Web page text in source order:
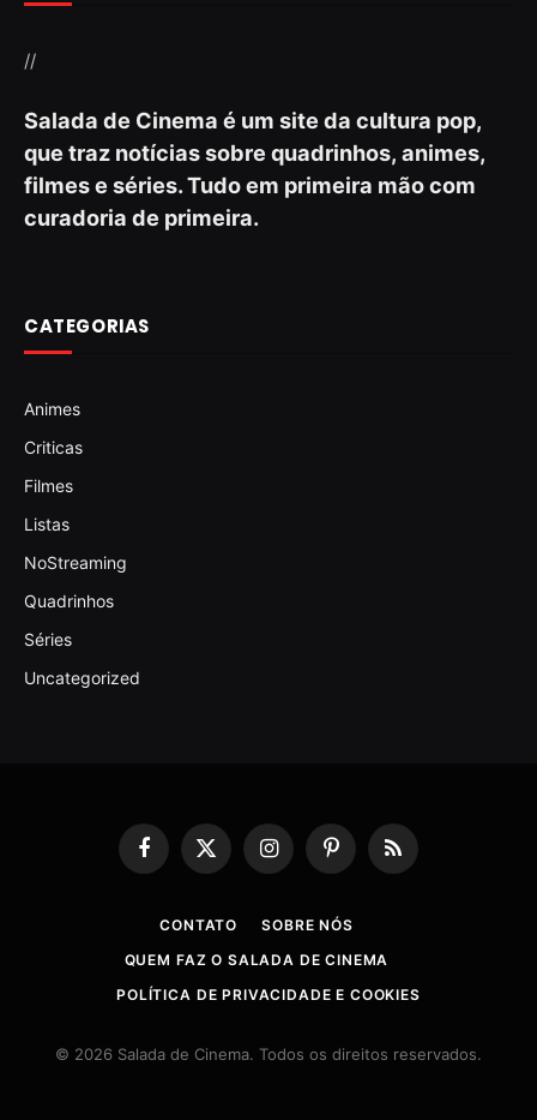
//
Salada de Cinema é um site da cultura pop,
que traz notícias sobre quadrinhos, animes,
filmes e séries. Tudo em primeira mão com
curadoria de primeira.
CATEGORIAS
Animes
Criticas
Filmes
Listas
NoStreaming
Quadrinhos
Séries
Uncategorized
Facebook
X
InstagramPinterestRSS
CONTATO
SOBRE NÓS
QUEM FAZ O SALADA DE CINEMA
POLÍTICA DE PRIVACIDADE E COOKIES
© 2026 Salada de Cinema. Todos os direitos reservados.